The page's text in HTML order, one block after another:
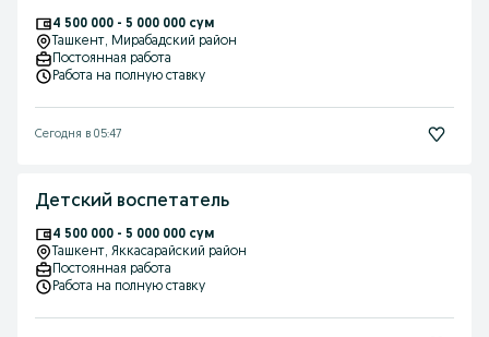
4 500 000 - 5 000 000 сум
Ташкент, Мирабадский район
Постоянная работа
Работа на полную ставку
Сегодня в 05:47
Детский воспетатель
4 500 000 - 5 000 000 сум
Ташкент, Яккасарайский район
Постоянная работа
Работа на полную ставку